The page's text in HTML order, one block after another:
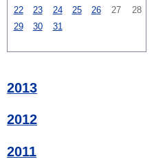
22
23 24 25 26 27
28
29
30 31
2013
2012
2011